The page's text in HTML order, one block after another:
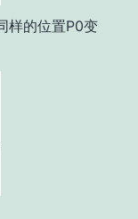
样的位置P0变